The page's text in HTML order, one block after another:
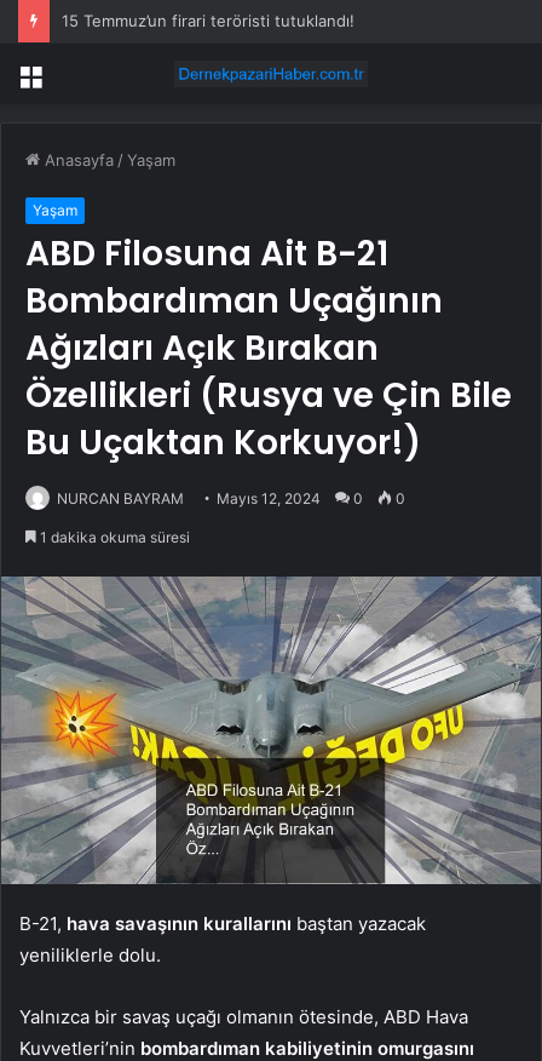
15 Temmuz’un firari teröristi tutuklandı!
Menü
Anasayfa /Yaşam
Yaşam
ABD Filosuna Ait B-21
Bombardıman Uçağının
Ağızları Açık Bırakan
Özellikleri (Rusya ve Çin Bile
Bu Uçaktan Korkuyor!)
NURCAN BAYRAM Mayıs 12, 2024 0 0
1 dakika okuma süresi
B-21, hava savaşının kurallarını baştan yazacak
yeniliklerle dolu.
Yalnızca bir savaş uçağı olmanın ötesinde, ABD Hava
Kuvvetleri’nin bombardıman kabiliyetinin omurgasını